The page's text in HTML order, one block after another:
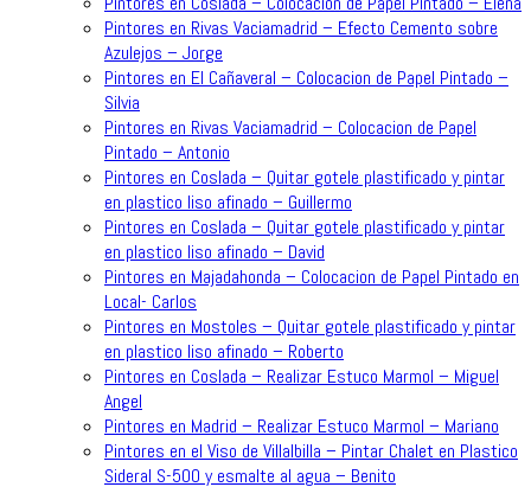
Pintores en Rivas Vaciamadrid – Efecto Cemento sobre
Azulejos – Jorge
Pintores en El Cañaveral – Colocacion de Papel Pintado –
Silvia
Pintores en Rivas Vaciamadrid – Colocacion de Papel
Pintado – Antonio
Pintores en Coslada – Quitar gotele plastificado y pintar
en plastico liso afinado – Guillermo
Pintores en Coslada – Quitar gotele plastificado y pintar
en plastico liso afinado – David
Pintores en Majadahonda – Colocacion de Papel Pintado en
Local- Carlos
Pintores en Mostoles – Quitar gotele plastificado y pintar
en plastico liso afinado – Roberto
Pintores en Coslada – Realizar Estuco Marmol – Miguel
Angel
Pintores en Madrid – Realizar Estuco Marmol – Mariano
Pintores en el Viso de Villalbilla – Pintar Chalet en Plastico
Sideral S-500 y esmalte al agua – Benito